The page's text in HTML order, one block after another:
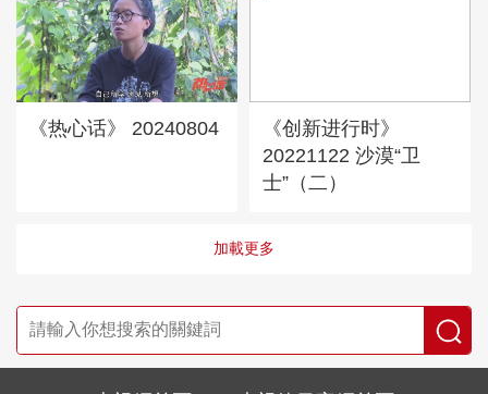
《热心话》 20240804
《创新进行时》
20221122 沙漠“卫
士”（二）
加載更多